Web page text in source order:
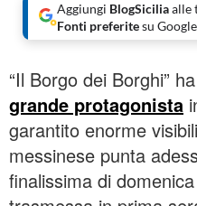
Aggiungi BlogSiciliaalle
Fonti preferitesu Google
“Il Borgo dei Borghi”
grande protagonista
garantito enorme
messinese punta
finalissima di